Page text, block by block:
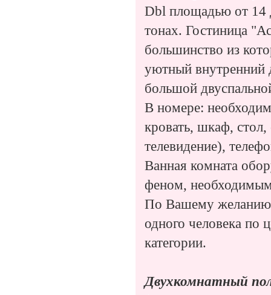
Dbl площадью от 14
тонах. Гостиница
большинство из
уютный внутренний
большой
В номере:
кровать, шкаф, стол,
телевидение),
Ванная комната
феном,
По Вашему желанию
одного человека по
категории.
Двухкомнатный